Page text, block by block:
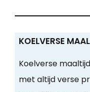
KOELVERSE
Koelverse
met altijd verse